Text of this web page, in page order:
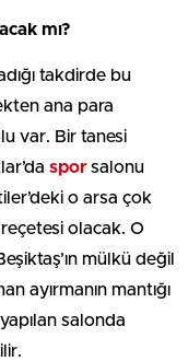
mı?
takdirde bu
ana para
var. Bir tanesi
spor salonu
o arsa çok
reçetesi olacak. O
mülkü değil
ayırmanın mantığı
salonda